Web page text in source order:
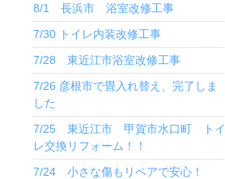
8/1 長浜市 浴室改修工事
7/30 トイレ内装改修工事
7/28 東近江市浴室改修工事
7/26 彦根市で畳入れ替え、完了しま
した
7/25 東近江市 甲賀市水口町 トイ
レ交換リフォーム！！
7/24 小さな傷もリペアで安心！